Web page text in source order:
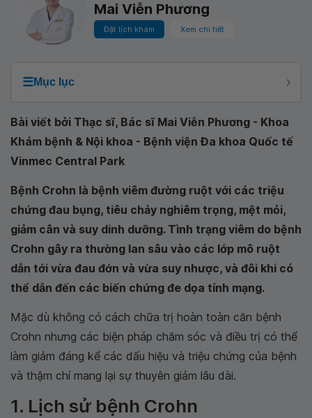
Mai Viễn Phương
Đặt lịch khám Xem chi tiết
☰Mục lục
Bài viết bởi Thạc sĩ, Bác sĩ Mai Viễn Phương - Khoa
Khám bệnh & Nội khoa - Bệnh viện Đa khoa Quốc tế
Vinmec Central Park
Bệnh Crohn là bệnh viêm đường ruột với các triệu
chứng đau bụng, tiêu chảy nghiêm trọng, mệt mỏi,
giảm cân và suy dinh dưỡng. Tình trạng viêm do bệnh
Crohn gây ra thường lan sâu vào các lớp mô ruột
dẫn tới vừa đau đớn và vừa suy nhược, và đôi khi có
thể dẫn đến các biến chứng đe dọa tính mạng.
Mặc dù không có cách chữa trị hoàn toàn căn bệnh
Crohn nhưng các biện pháp chăm sóc và điều trị có thể
làm giảm đáng kể các dấu hiệu và triệu chứng của bệnh
và thậm chí mang lại sự thuyên giảm lâu dài.
1. Lịch sử bệnh Crohn